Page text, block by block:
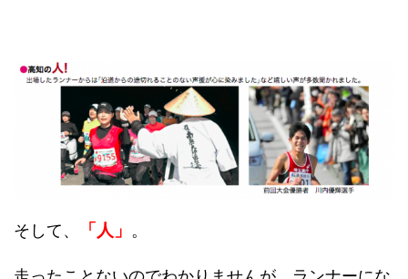
そして、 「人」 。